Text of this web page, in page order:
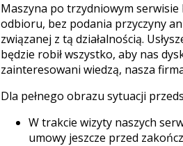
Maszyna po trzydniowym
odbioru, bez podania przyczyny
związanej z tą działalnością.
będzie robił wszystko, aby nas
zainteresowani wiedzą, nasza
Dla pełnego obrazu sytuacji
W trakcie wizyty naszych
umowy jeszcze przed